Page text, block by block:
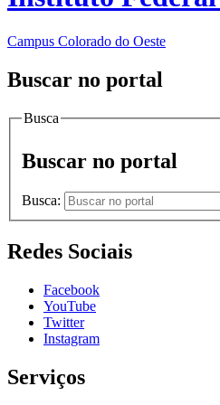
Campus Colorado do Oeste
Buscar no portal
Busca
Buscar no portal
Busca:
Redes Sociais
Facebook
YouTube
Twitter
Instagram
Serviços